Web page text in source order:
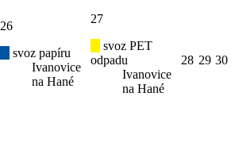
26
svoz papíru
Ivanovice
na Hané
27
svoz PET
odpadu
Ivanovice
na Hané
28 29 30